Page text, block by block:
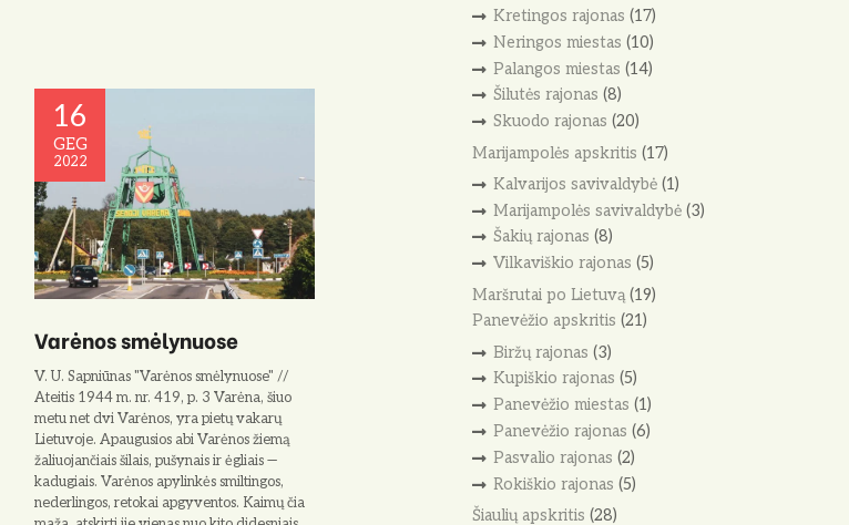
16
GEG
2022
Varėnos smėlynuose
V. U. Sapniūnas "Varėnos smėlynuose" //
Ateitis 1944 m. nr. 419, p. 3 Varėna, šiuo
metu net dvi Varė­nos, yra pietų vakarų
Lietuvoje. Apaugusios abi Varėnos žiemą
žaliuojančiais šilais, pušynais ir ėg­liais —
kadugiais. Varėnos apylin­kės smiltingos,
nederlingos, retokai apgyventos. Kaimų čia
Kretingos rajonas (17)
Neringos miestas (10)
Palangos miestas (14)
Šilutės rajonas (8)
Skuodo rajonas (20)
Marijampolės apskritis (17)
Kalvarijos savivaldybė(1)
Marijampolės savivaldybė(3)
Šakių rajonas (8)
Vilkaviškio rajonas (5)
Maršrutai po Lietuvą(19)
Panevėžio apskritis (21)
Biržų rajonas (3)
Kupiškio rajonas (5)
Panevėžio miestas (1)
Panevėžio rajonas (6)
Pasvalio rajonas (2)
Rokiškio rajonas (5)
Šiaulių apskritis (28)